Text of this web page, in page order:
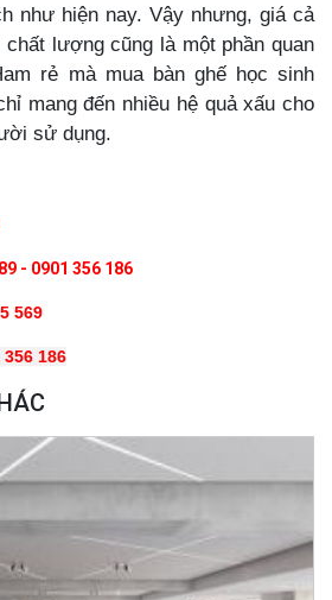
như hiện nay. Vậy nhưng, giá cả
lượng cũng là một phần quan
rẻ mà mua bàn ghế học sinh
mang đến nhiều hệ quả xấu cho
sử dụng.
- 0901 356 186
569
356 186